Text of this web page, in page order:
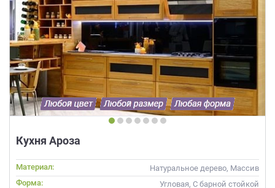
Кухня Ароза
Материал:
Натуральное дерево, Массив
Форма:
Угловая, С барной стойкой